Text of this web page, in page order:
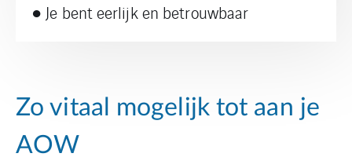
● Je bent eerlijk en betrouwbaar
Zo vitaal mogelijk tot aan je
AOW